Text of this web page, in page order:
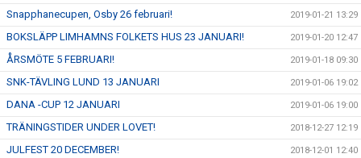
Snapphanecupen, Osby 26 februari! 2019-01-21 13:29
BOKSLÄPP LIMHAMNS FOLKETS HUS 23 JANUARI! 2019-01-20 12:47
ÅRSMÖTE 5 FEBRUARI! 2019-01-18 09:30
SNK-TÄVLING LUND 13 JANUARI 2019-01-06 19:02
DANA -CUP 12 JANUARI 2019-01-06 19:00
TRÄNINGSTIDER UNDER LOVET! 2018-12-27 12:19
JULFEST 20 DECEMBER! 2018-12-01 12:40